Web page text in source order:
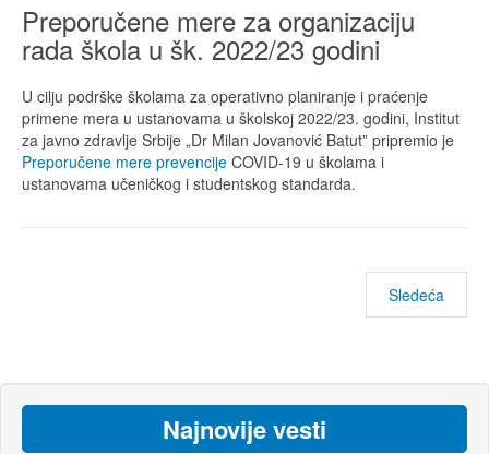
Preporučene mere za organizaciju
rada škola u šk. 2022/23 godini
U cilju podrške školama za operativno planiranje i praćenje
primene mera u ustanovama u školskoj 2022/23. godini, Institut
za javno zdravlje Srbije „Dr Milan Jovanović Batut” pripremio je
Preporučene mere prevencije COVID-19 u školama i
ustanovama učeničkog i studentskog standarda.
Sledeća
Najnovije vesti